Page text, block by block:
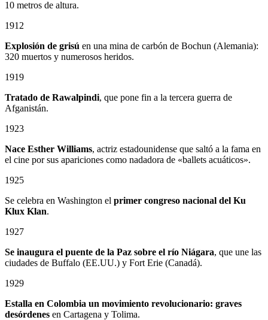
10 metros de altura.
1912
Explosión de grisú en una mina de carbón de Bochun (Alemania):
320 muertos y numerosos heridos.
1919
Tratado de Rawalpindi, que pone fin a la tercera guerra de
Afganistán.
1923
Nace Esther Williams, actriz estadounidense que saltó a la fama en
el cine por sus apariciones como nadadora de «ballets acuáticos».
1925
Se celebra en Washington el primer congreso nacional del Ku
Klux Klan.
1927
Se inaugura el puente de la Paz sobre el río Niágara, que une las
ciudades de Buffalo (EE.UU.) y Fort Erie (Canadá).
1929
Estalla en Colombia un movimiento revolucionario: graves
desórdenes en Cartagena y Tolima.